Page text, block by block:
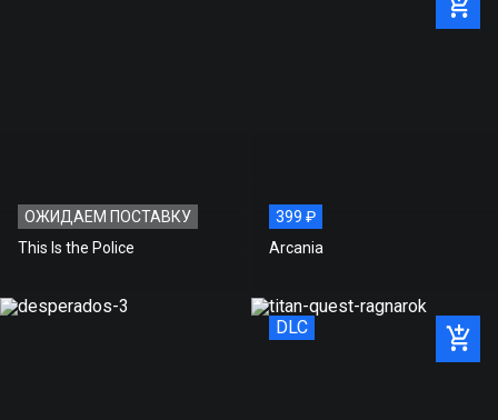
ОЖИДАЕМ ПОСТАВКУ
This Is the Police
399 ₽
Arcania
DLC